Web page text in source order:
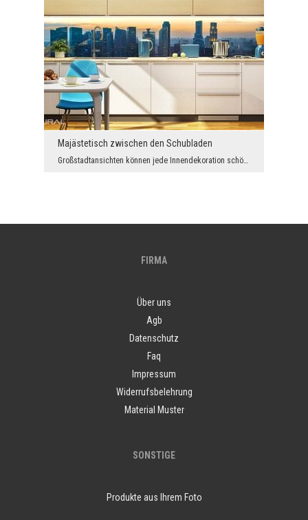
Majästetisch zwischen den Schubladen
Großstadtansichten können jede Innendekoration schön ergänzen. Jeder Ort der Welt ist einzigartig...
FIRMA
Über uns
Agb
Datenschutz
Faq
Impressum
Widerrufsbelehrung
Material Muster
SONSTIGE
Produkte aus Ihrem Foto